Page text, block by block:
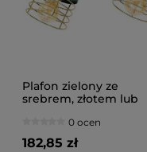
Plafon zielony ze
srebrem, złotem lub
na przegubach
0 ocen
182,85 zł